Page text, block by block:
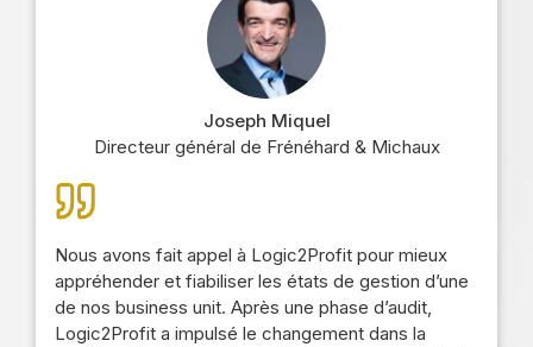
Joseph Miquel
Directeur général de Frénéhard & Michaux
Nous avons fait appel à Logic2Profit pour mieux
appréhender et fiabiliser les états de gestion d’une
de nos business unit. Après une phase d’audit,
Logic2Profit a impulsé le changement dans la